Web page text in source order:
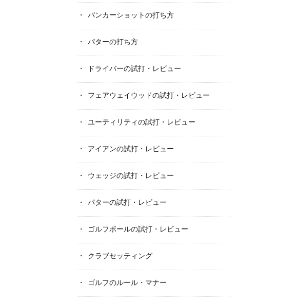
バンカーショットの打ち方
パターの打ち方
ドライバーの試打・レビュー
フェアウェイウッドの試打・レビュー
ユーティリティの試打・レビュー
アイアンの試打・レビュー
ウェッジの試打・レビュー
パターの試打・レビュー
ゴルフボールの試打・レビュー
クラブセッティング
ゴルフのルール・マナー